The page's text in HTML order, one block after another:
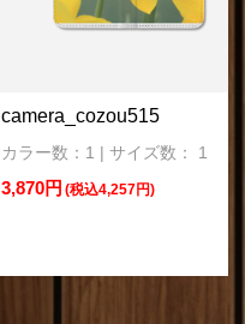
camera_cozou515
カラー数：1 | サイズ数： 1
3,870円 (税込4,257円)